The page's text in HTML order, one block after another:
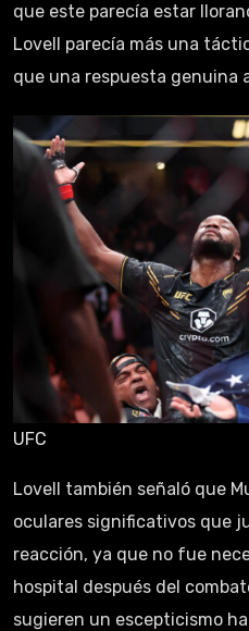
que este parecía estar
Lovell parecía más una
que una respuesta genuina
UFC
Lovell también señaló que
oculares significativos que
reacción, ya que no fue
hospital después del
sugieren un escepticismo